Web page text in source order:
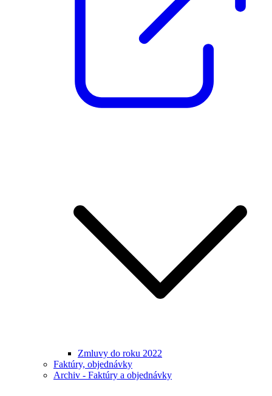
Zmluvy do roku 2022
Faktúry, objednávky
Archiv - Faktúry a objednávky